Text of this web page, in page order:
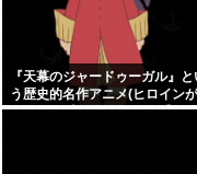
『天幕のジャードゥーガル』と
う歴史的名作アニメ(ヒロイン
処女)が日本人にイマイチ受け